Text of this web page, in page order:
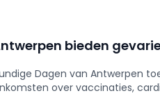
bieden
Dagen van Antwerpen
over vaccinaties,